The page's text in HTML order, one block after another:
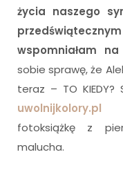
życia naszego
wspomniałam
sobie sprawę, że
teraz – TO KIEDY?
uwolnijkolory.pl i
fotoksiążkę z
malucha.